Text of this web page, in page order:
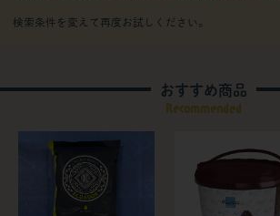
おすすめ商品
Recommended